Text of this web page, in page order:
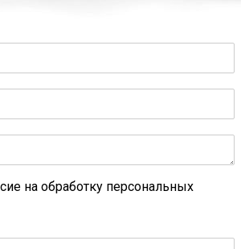
на обработку персональных